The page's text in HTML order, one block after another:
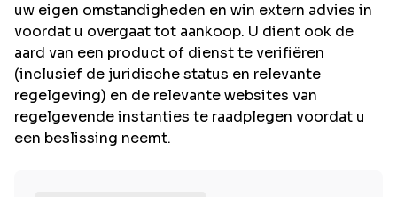
uw eigen omstandigheden en win extern advies in
voordat u overgaat tot aankoop. U dient ook de
aard van een product of dienst te verifiëren
(inclusief de juridische status en relevante
regelgeving) en de relevante websites van
regelgevende instanties te raadplegen voordat u
een beslissing neemt.